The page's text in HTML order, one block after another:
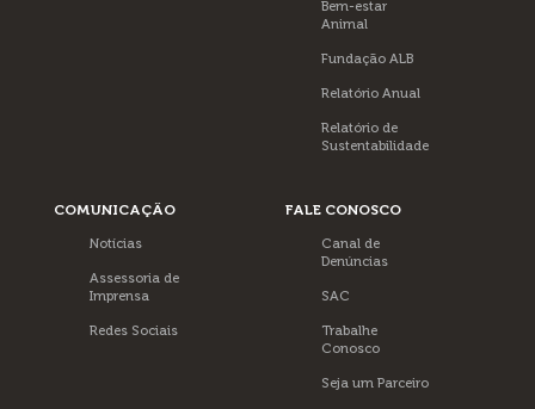
Bem-estar
Animal
Fundação ALB
Relatório Anual
Relatório de
Sustentabilidade
COMUNICAÇÃO
Notícias
Assessoria de
Imprensa
Redes Sociais
FALE CONOSCO
Canal de
Denúncias
SAC
Trabalhe
Conosco
Seja um Parceiro